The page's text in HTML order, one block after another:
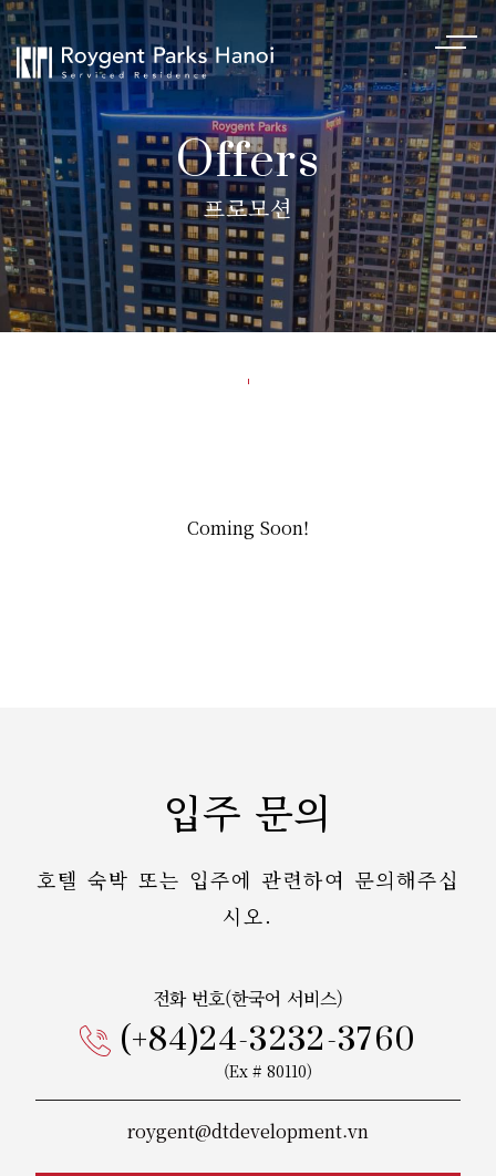
Offers
프로모션
Coming Soon!
입주 문의
호텔 숙박 또는 입주에 관련하여 문의해주십
시오.
전화 번호(한국어 서비스)
(+84)24-3232-3760
(Ex # 80110)
roygent@dtdevelopment.vn